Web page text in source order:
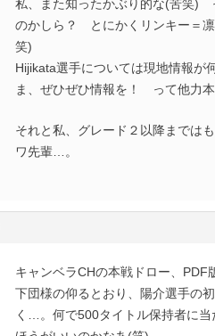
私、また知ったかぶり的な(苦笑)
のかしら？ とにかくリンキー＝
笑)
Hijikata選手については現地情報が
ま、ぜひぜひ情報を！ って他力
それと私、グレード２以降までは
ワ先輩…。
キャンベラCHの本戦ドロー、PDF
下団様の仰るとおり、陽介選手の
く…。何で500タイトル保持者に